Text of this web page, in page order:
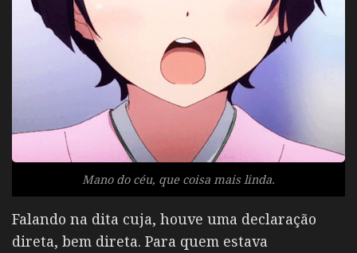
Mano do céu, que coisa mais linda.
Falando na dita cuja, houve uma declaração
direta, bem direta. Para quem estava